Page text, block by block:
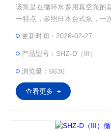
该泵是在循环水多用真空泵的
一特点，参照日本台式泵，一
学生亦可在任意一面开机、关机
更新时间：2026-02-27
产品型号：SHZ-D（III）
浏览量：6636
查看更多 +